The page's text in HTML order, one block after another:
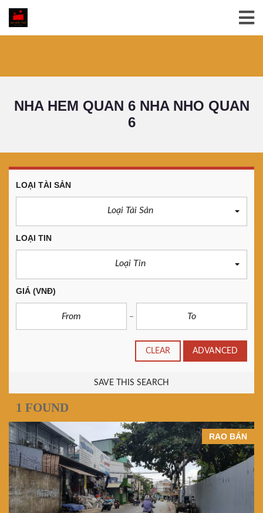
NHA HEM QUAN 6 NHA NHO QUAN
6
LOẠI TÀI SẢN
Loại Tài Sản
LOẠI TIN
Loại Tin
GIÁ (VNĐ)
CLEAR ADVANCED
SAVE THIS SEARCH
1 FOUND
RAO BÁN